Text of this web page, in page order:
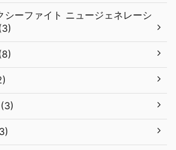
シーファイト ニュージェネレーシ